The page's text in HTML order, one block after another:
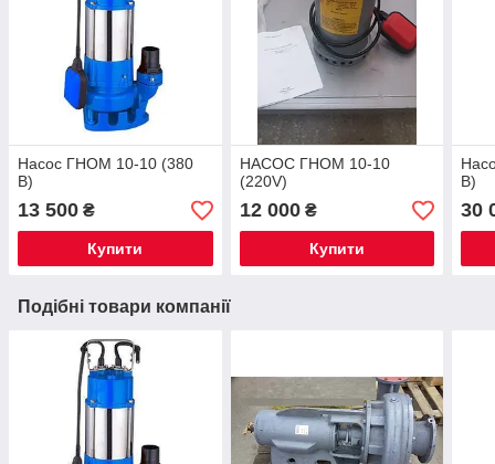
Насос ГНОМ 10-10 (380
В)
13 500 ₴
Купити
НАСОС ГНОМ 10-10
(220V)
12 000₴
Купити
В)
30
Подібні товари компанії